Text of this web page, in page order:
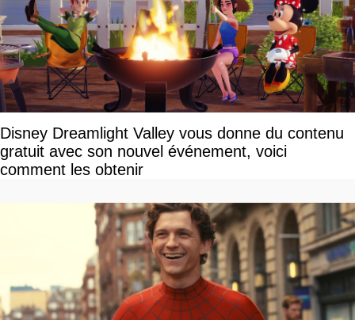
Disney Dreamlight Valley vous donne du contenu
gratuit avec son nouvel événement, voici
comment les obtenir